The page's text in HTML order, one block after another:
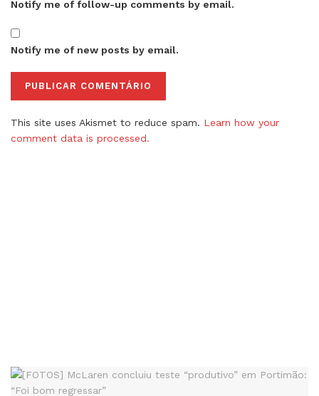
Notify me of follow-up comments by email.
Notify me of new posts by email.
This site uses Akismet to reduce spam. Learn how your
comment data is processed.